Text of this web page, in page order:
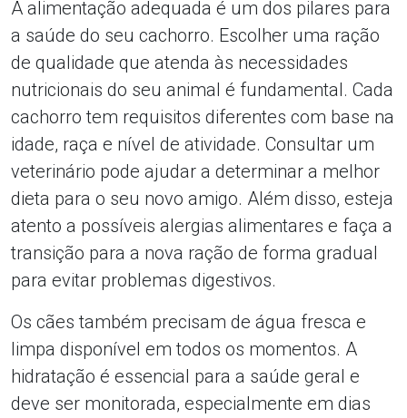
A alimentação adequada é um dos pilares para
a saúde do seu cachorro. Escolher uma ração
de qualidade que atenda às necessidades
nutricionais do seu animal é fundamental. Cada
cachorro tem requisitos diferentes com base na
idade, raça e nível de atividade. Consultar um
veterinário pode ajudar a determinar a melhor
dieta para o seu novo amigo. Além disso, esteja
atento a possíveis alergias alimentares e faça a
transição para a nova ração de forma gradual
para evitar problemas digestivos.
Os cães também precisam de água fresca e
limpa disponível em todos os momentos. A
hidratação é essencial para a saúde geral e
deve ser monitorada, especialmente em dias